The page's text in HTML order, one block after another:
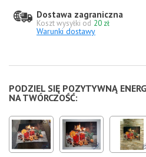
Dostawa zagraniczna
Koszt wysyłki od 20 zł
Warunki dostawy
PODZIEL SIĘ POZYTYWNĄ
NA TWÓRCZOŚĆ: